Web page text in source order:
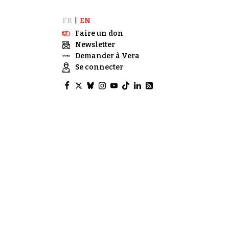
FR
EN
Faire un don
Newsletter
Demander à Vera
Se connecter